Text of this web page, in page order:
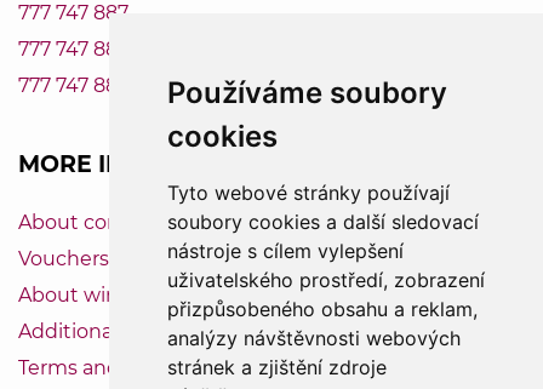
Používáme soubory
cookies
Tyto webové stránky používají
soubory cookies a další sledovací
nástroje s cílem vylepšení
uživatelského prostředí, zobrazení
přizpůsobeného obsahu a reklam,
analýzy návštěvnosti webových
stránek a zjištění zdroje
777 747 887
777 747 888
777 747 889
MORE INFORMATION
About company Vinum-Bonum
Vouchers
About wine
Additional service
Terms and Conditions